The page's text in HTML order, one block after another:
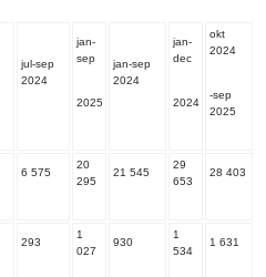
jul-sep
2024
jan-
sep
2025
jan-sep
2024
jan-
dec
2024
okt
2024
-sep
2025
6 575
20
295
21 545
29
653
28 403
293
1
027
930
1
534
1 631